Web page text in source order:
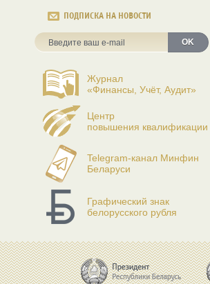
ПОДПИСКА НА НОВОСТИ
OK
Журнал
«Финансы, Учёт, Аудит»
Центр
повышения квалификации
Telegram-канал Минфин
Беларуси
Графический знак
белорусского рубля